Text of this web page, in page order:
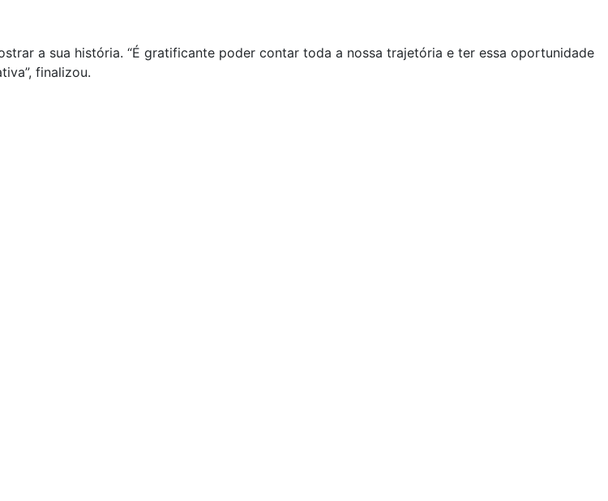
a sua história. “É gratificante poder contar toda a nossa trajetória e ter essa oportunidade
finalizou.